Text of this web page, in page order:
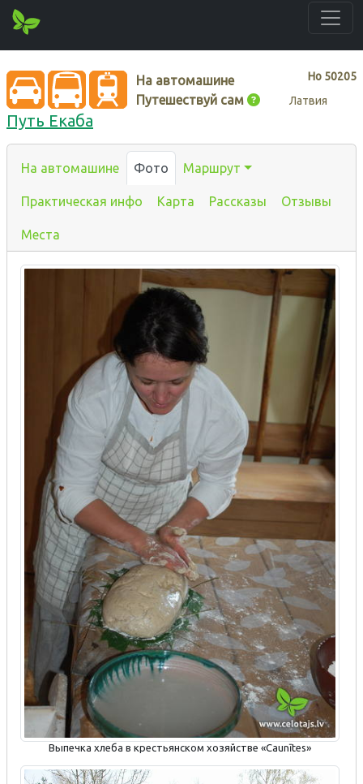
Нo 50205
На автомашине
Путешествуй сам
Латвия
Путь Екаба
На автомашине Фото Маршрут
Практическая инфо Карта Рассказы Отзывы
Места
Выпечка хлеба в крестьянском хозяйстве «Caunītes»